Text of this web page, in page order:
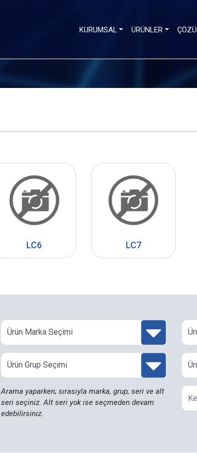
KURUMSAL ÜRÜNLER
LC6 LC7
Arama yaparken; sırasıyla marka, grup, seri ve alt
seri seçiniz. Alt seri yok ise seçmeden devam
edebilirsiniz.